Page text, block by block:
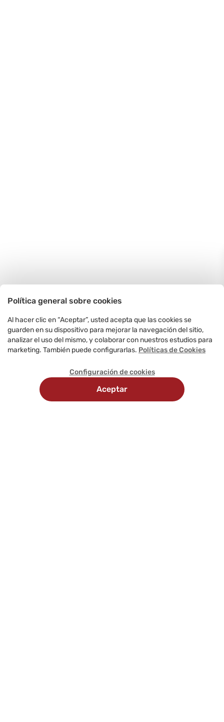
Política general sobre cookies
Al hacer clic en “Aceptar”, usted acepta que las cookies se
guarden en su dispositivo para mejorar la navegación del sitio,
analizar el uso del mismo, y colaborar con nuestros estudios para
marketing. También puede configurarlas. Políticas de Cookies
Configuración de cookies
Aceptar